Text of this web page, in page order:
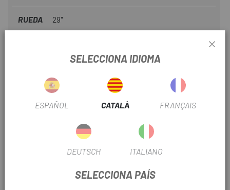
RUEDA 29"
INFORMACIÓ DEL PRODUCTE
Carcassa: Protecció lateral addicional per a una
per a més estabilitat.
SELECCIONA IDIOMA
ESPAÑOL CATALÀ FRANÇAIS
DEUTSCH ITALIANO
SELECCIONA PAÍS